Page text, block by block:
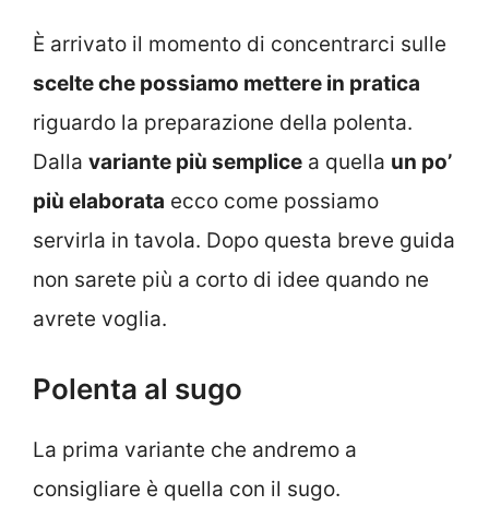
È arrivato il momento di concentrarci sulle
scelte che possiamo mettere in pratica
riguardo la preparazione della polenta.
Dalla variante più semplice a quella un po’
più elaborata ecco come possiamo
servirla in tavola. Dopo questa breve guida
non sarete più a corto di idee quando ne
avrete voglia.
Polenta al sugo
La prima variante che andremo a
consigliare è quella con il sugo.